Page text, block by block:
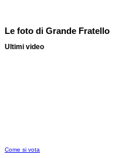
Le foto di Grande Fratello
Ultimi video
Come si vota